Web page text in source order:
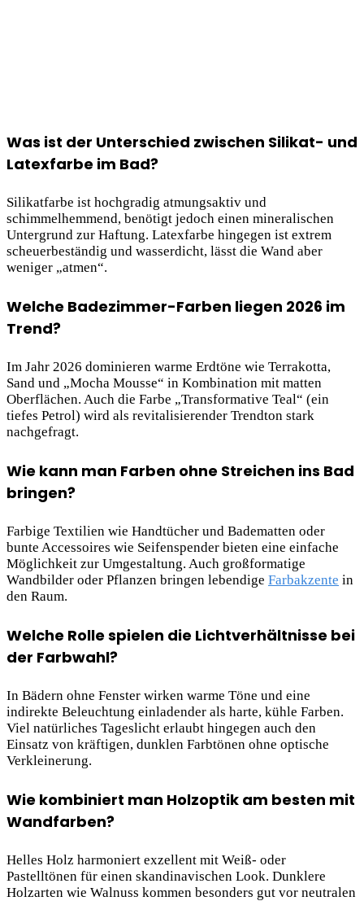
Was ist der Unterschied zwischen Silikat- und
Latexfarbe im Bad?
Silikatfarbe ist hochgradig atmungsaktiv und
schimmelhemmend, benötigt jedoch einen mineralischen
Untergrund zur Haftung. Latexfarbe hingegen ist extrem
scheuerbeständig und wasserdicht, lässt die Wand aber
weniger „atmen“.
Welche Badezimmer-Farben liegen 2026 im
Trend?
Im Jahr 2026 dominieren warme Erdtöne wie Terrakotta,
Sand und „Mocha Mousse“ in Kombination mit matten
Oberflächen. Auch die Farbe „Transformative Teal“ (ein
tiefes Petrol) wird als revitalisierender Trendton stark
nachgefragt.
Wie kann man Farben ohne Streichen ins Bad
bringen?
Farbige Textilien wie Handtücher und Badematten oder
bunte Accessoires wie Seifenspender bieten eine einfache
Möglichkeit zur Umgestaltung. Auch großformatige
Wandbilder oder Pflanzen bringen lebendige Farbakzente in
den Raum.
Welche Rolle spielen die Lichtverhältnisse bei
der Farbwahl?
In Bädern ohne Fenster wirken warme Töne und eine
indirekte Beleuchtung einladender als harte, kühle Farben.
Viel natürliches Tageslicht erlaubt hingegen auch den
Einsatz von kräftigen, dunklen Farbtönen ohne optische
Verkleinerung.
Wie kombiniert man Holzoptik am besten mit
Wandfarben?
Helles Holz harmoniert exzellent mit Weiß- oder
Pastelltönen für einen skandinavischen Look. Dunklere
Holzarten wie Walnuss kommen besonders gut vor neutralen